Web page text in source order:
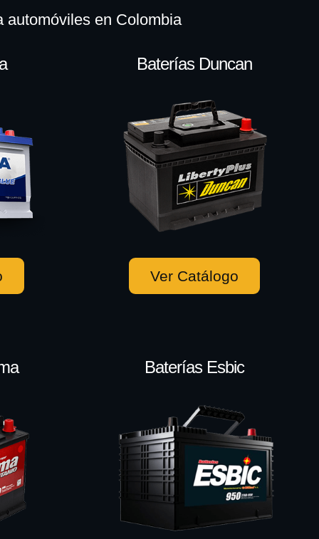
automóviles en Colombia
Baterías Duncan
Ver Catálogo
Baterías Esbic